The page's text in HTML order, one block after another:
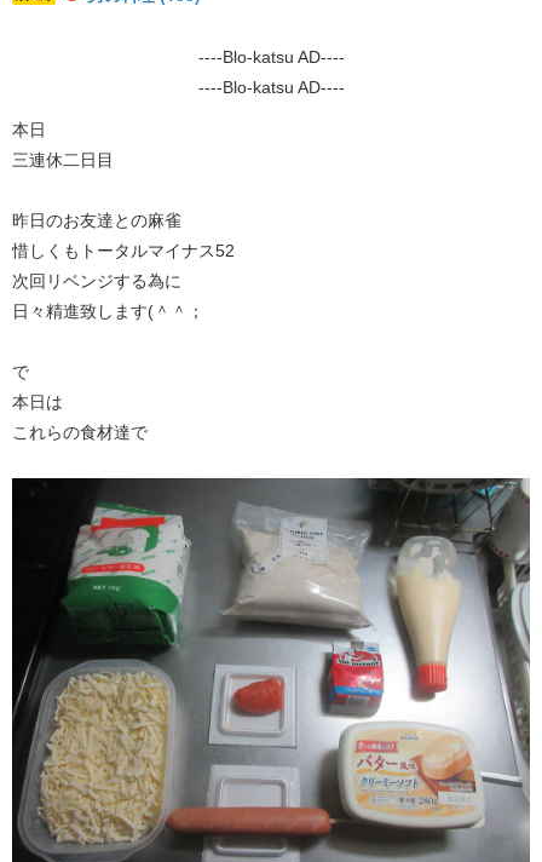
----Blo-katsu AD----
----Blo-katsu AD----
​​​本日
三連休二日目
昨日のお友達との麻雀
惜しくもトータルマイナス52
次回リベンジする為に
日々精進致します(＾＾；
で
本日は
これらの食材達で